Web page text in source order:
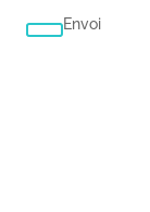
Envoi